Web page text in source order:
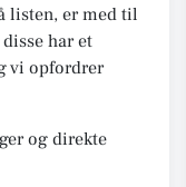
listen, er med til
har et
vi opfordrer
og direkte